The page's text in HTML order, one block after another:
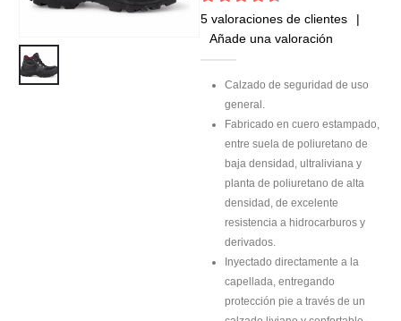
4.6out of 5
5 valoraciones de clientes
|
Añade una valoración
Calzado de seguridad de uso
general.
Fabricado en cuero estampado,
entre suela de poliuretano de
baja densidad, ultraliviana y
planta de poliuretano de alta
densidad, de excelente
resistencia a hidrocarburos y
derivados.
Inyectado directamente a la
capellada, entregando
protección pie a través de un